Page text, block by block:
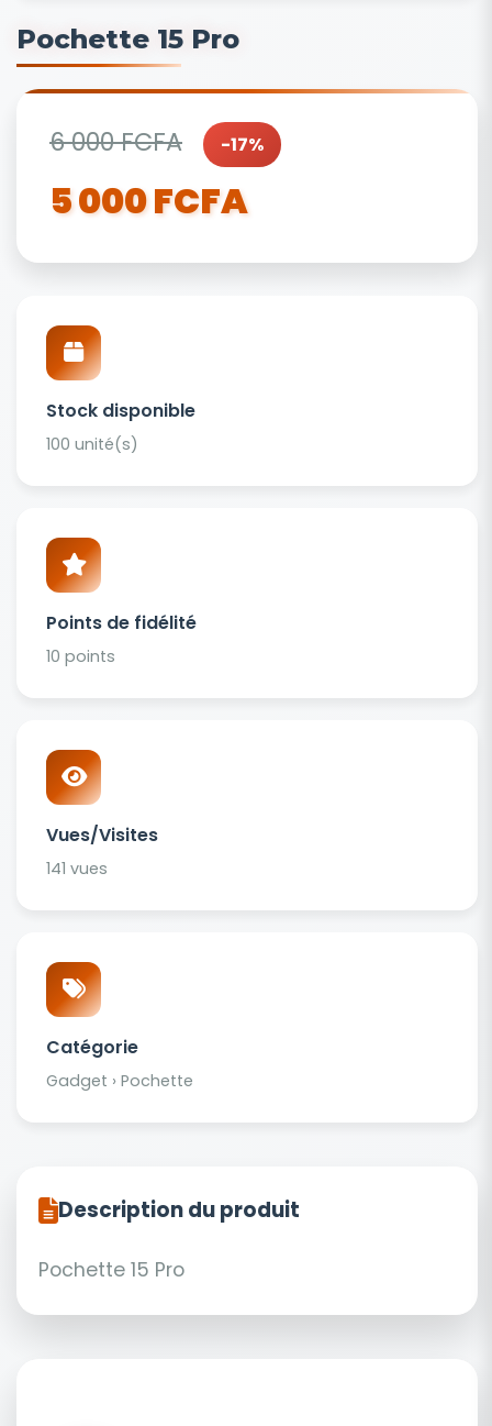
Pochette 15 Pro
6 000 FCFA -17%
5 000 FCFA
Stock disponible
100 unité(s)
Points de fidélité
10 points
Vues/Visites
141 vues
Catégorie
Gadget › Pochette
Description du produit
Pochette 15 Pro